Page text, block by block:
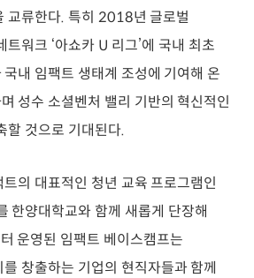
교류한다. 특히 2018년 글로벌
트워크 ‘아쇼카 U 리그’에 국내 최초
내 임팩트 생태계 조성에 기여해 온
성수 소셜벤처 밸리 기반의 혁신적인
할 것으로 기대된다.
의 대표적인 청년 교육 프로그램인
한양대학교와 함께 새롭게 단장해
운영된 임팩트 베이스캠프는
창출하는 기업의 현직자들과 함께